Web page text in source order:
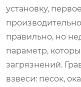
установку,
правильно, но
параметр,
загрязнений.
взвеси: песок,